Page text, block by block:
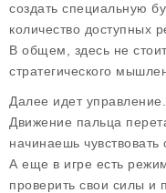
создать специальную
количество доступных
В общем, здесь не
стратегического
Далее идет
Движение пальца
начинаешь
А еще в игре есть
проверить свои силы и